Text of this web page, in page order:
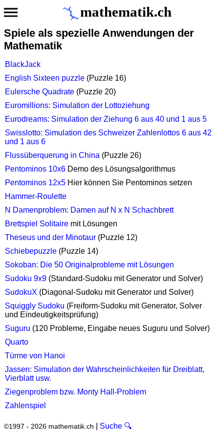
mathematik.ch
Spiele als spezielle Anwendungen der
Mathematik
BlackJack
English Sixteen puzzle (Puzzle 16)
Eulersche Quadrate (Puzzle 20)
Euromillions: Simulation der Lottoziehung
Eurodreams: Simulation der Ziehung 6 aus 40 und 1 aus 5
Swisslotto: Simulation des Schweizer Zahlenlottos 6 aus 42
und 1 aus 6
Flussüberquerung in China (Puzzle 26)
Pentominos 10x6 Demo des Lösungsalgorithmus
Pentominos 12x5 Hier können Sie Pentominos setzen
Hammer-Roulette
N Damenproblem: Damen auf N x N Schachbrett
Brettspiel Solitaire mit Lösungen
Theseus und der Minotaur (Puzzle 12)
Schiebepuzzle (Puzzle 14)
Sokoban: Die 50 Originalprobleme mit Lösungen
Sudoku 9x9 (Standard-Sudoku mit Generator und Solver)
SudokuX (Diagonal-Sudoku mit Generator und Solver)
Squiggly Sudoku (Freiform-Sudoku mit Generator, Solver
und Eindeutigkeitsprüfung)
Suguru (120 Probleme, Eingabe neues Suguru und Solver)
Quarto
Türme von Hanoi
Jassen: Simulation der Wahrscheinlichkeiten für Dreiblatt,
Vierblatt usw.
Ziegenproblem bzw. Monty Hall-Problem
Zahlenspiel
©1997 - 2026 mathematik.ch Suche 🔍